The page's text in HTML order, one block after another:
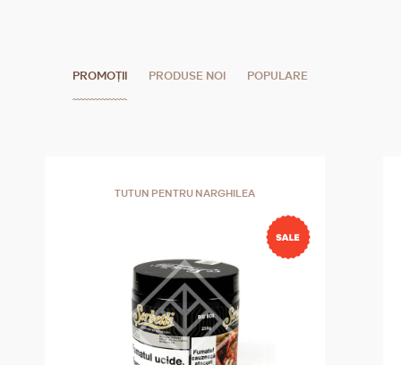
PROMOȚII PRODUSE NOI POPULARE
TUTUN PENTRU NARGHILEA